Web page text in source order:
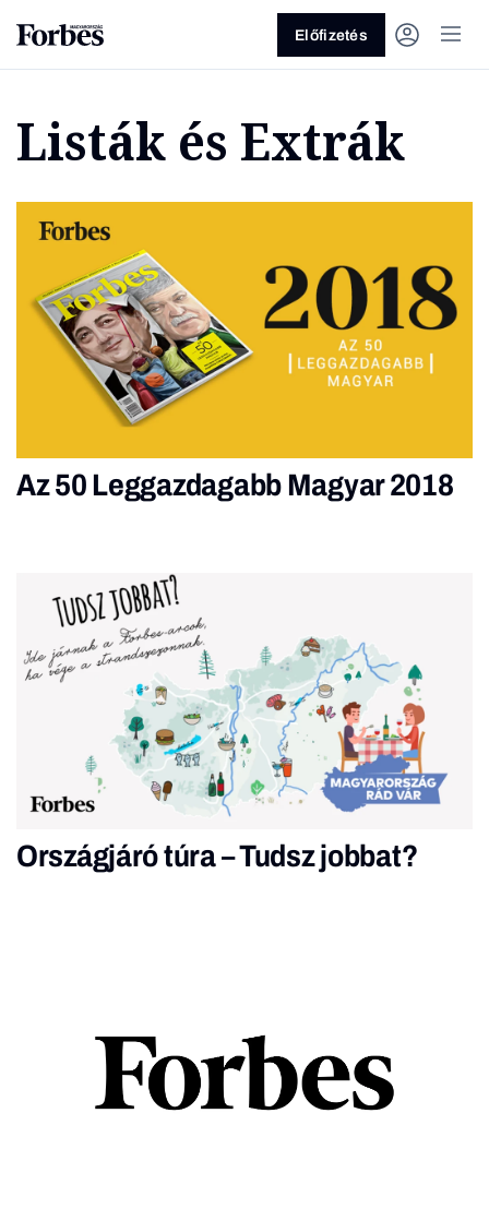
Vagy fedezze fel a következő
témákat
Üzlet Pénz Zöld Legyél jobb!
Előfizetés
Listák és Extrák
Az 50 Leggazdagabb Magyar 2018
Országjáró túra – Tudsz jobbat?